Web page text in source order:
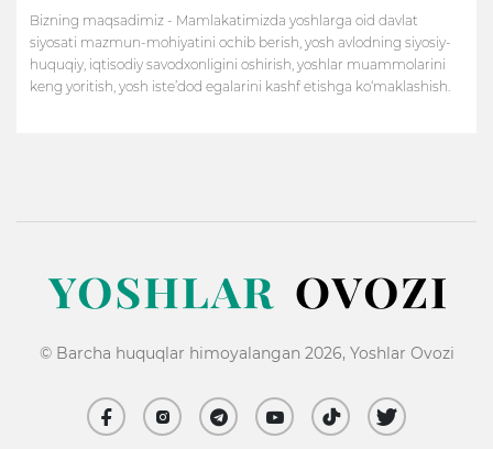
Bizning maqsadimiz - Mamlakatimizda yoshlarga oid davlat
siyosati mazmun-mohiyatini ochib berish, yosh avlodning siyosiy-
huquqiy, iqtisodiy savodxonligini oshirish, yoshlar muammolarini
keng yoritish, yosh iste’dod egalarini kashf etishga ko‘maklashish.
© Barcha huquqlar himoyalangan 2026, Yoshlar Ovozi